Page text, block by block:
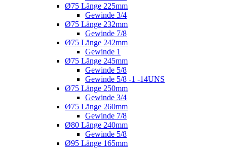
Ø75 Länge 225mm
Gewinde 3/4
Ø75 Länge 232mm
Gewinde 7/8
Ø75 Länge 242mm
Gewinde 1
Ø75 Länge 245mm
Gewinde 5/8
Gewinde 5/8 -1 -14UNS
Ø75 Länge 250mm
Gewinde 3/4
Ø75 Länge 260mm
Gewinde 7/8
Ø80 Länge 240mm
Gewinde 5/8
Ø95 Länge 165mm